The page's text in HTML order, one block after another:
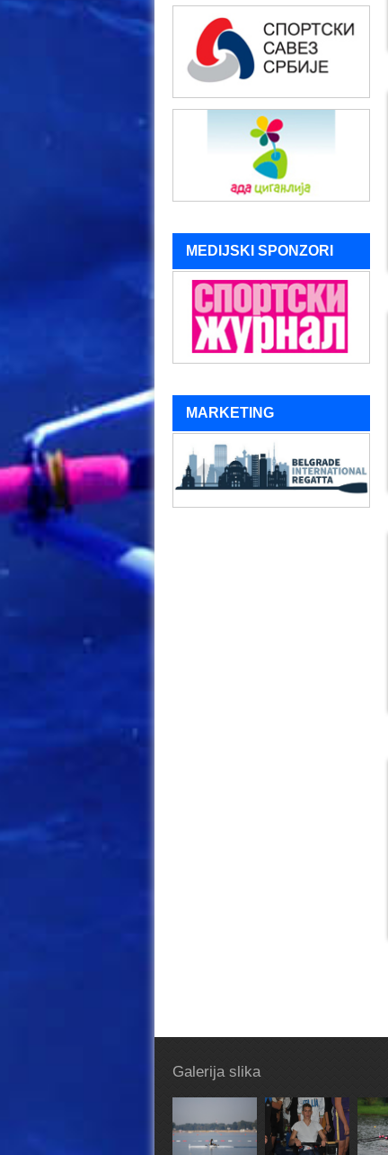
MEDIJSKI SPONZORI
MARKETING
Galerija slika